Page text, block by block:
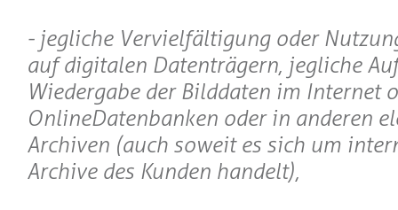
- jegliche Vervielfältigung oder
auf digitalen Datenträgern, jegliche
Wiedergabe der Bilddaten im Internet
OnlineDatenbanken oder in anderen
Archiven (auch soweit es sich um
Archive des Kunden handelt),